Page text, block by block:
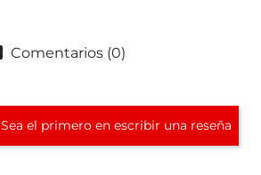
Comentarios (0)
Sea el primero en escribir una reseña